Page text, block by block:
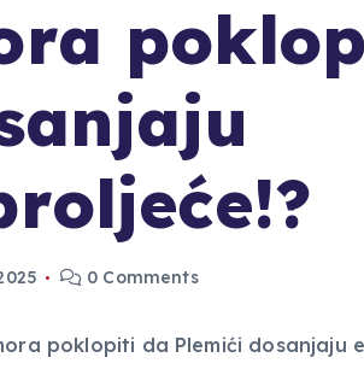
0 Comments